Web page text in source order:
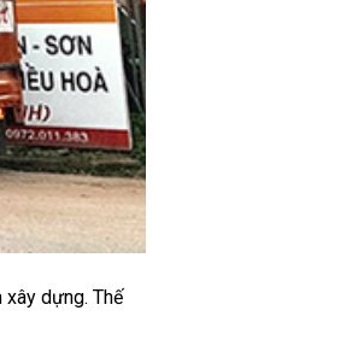
xây dựng. Thế